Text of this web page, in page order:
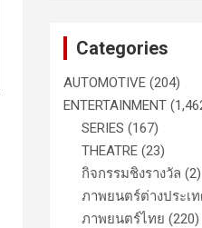
Categories
AUTOMOTIVE (204)
ENTERTAINMENT
SERIES (167)
THEATRE (23)
กิจกรรมชิงรางวัล (2)
ภาพยนตร์ต่างประเ
ภาพยนตร์ไทย (220)